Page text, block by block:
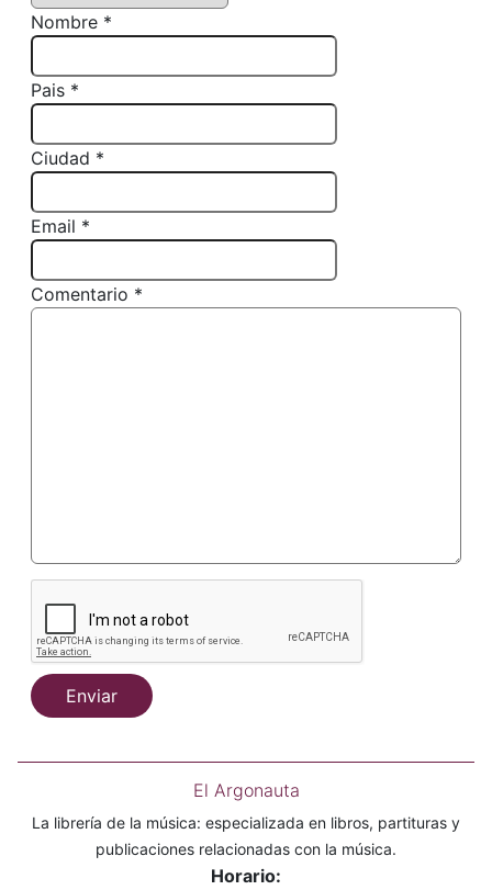
Nombre *
Pais *
Ciudad *
Email *
Comentario *
Enviar
El Argonauta
La librería de la música: especializada en libros, partituras y
publicaciones relacionadas con la música.
Horario: